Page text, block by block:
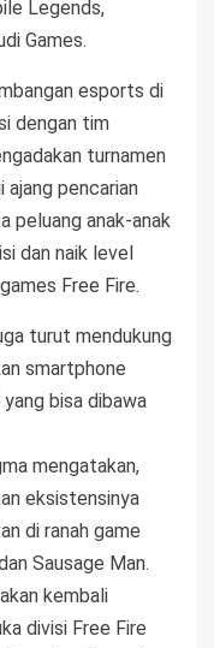
Legends,
Games.
esports di
dengan tim
turnamen
ajang pencarian
peluang anak-anak
dan naik level
Free Fire.
turut mendukung
smartphone
bisa dibawa
mengatakan,
eksistensinya
di ranah game
Sausage Man.
kembali
divisi Free Fire